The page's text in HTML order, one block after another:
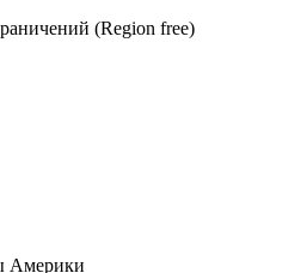
(Region free)
Америки